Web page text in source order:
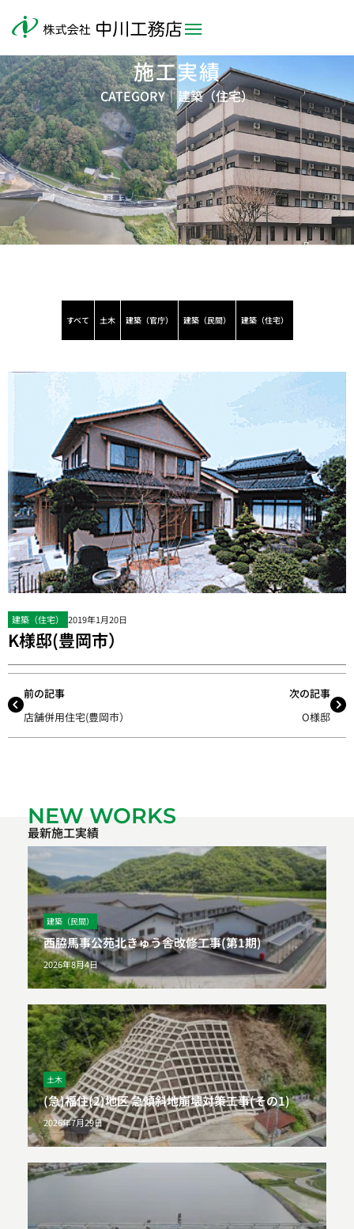
施工実績
CATEGORY｜建築（住宅）
すべて 土木 建築（官庁） 建築（民間） 建築（住宅）
建築（住宅） 2019年1月20日
K様邸(豊岡市）
前の記事
店舗併用住宅(豊岡市）
次の記事
O様邸
NEW WORKS
最新施工実績
建築（民間）
西脇馬事公苑北きゅう舎改修工事(第1期)
2026年8月4日
土木
(急)福住(2)地区 急傾斜地崩壊対策工事(その1)
2026年7月29日